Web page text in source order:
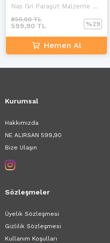
Nas Gri Paraşüt Malzeme Bağcıklı Bot
599,90 TL
850,00 TL
%29
Hemen Al
Kurumsal
Hakkımızda
NE ALIRSAN 599,90
Bize Ulaşın
Sözleşmeler
Üyelik Sözleşmesi
Gizlilik Sözleşmesi
Kullanım Koşulları